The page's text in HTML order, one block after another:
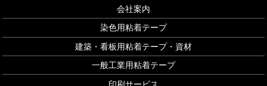
会社案内
染色用粘着テープ
建築・看板用粘着テープ・資材
一般工業用粘着テープ
印刷サービス